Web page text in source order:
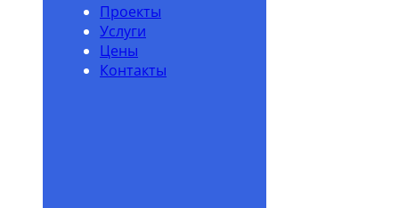
Проекты
Услуги
Цены
Контакты